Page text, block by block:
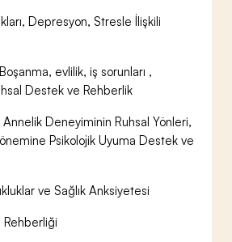
Depresyon, Stresle İlişkili
evlilik, iş sorunları ,
Destek ve Rehberlik
Annelik Deneyiminin Ruhsal Yönleri,
Psikolojik Uyuma Destek ve
ve Sağlık Anksiyetesi
Rehberliği